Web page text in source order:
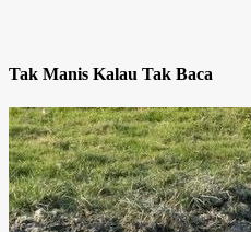
Tak Manis Kalau Tak Baca